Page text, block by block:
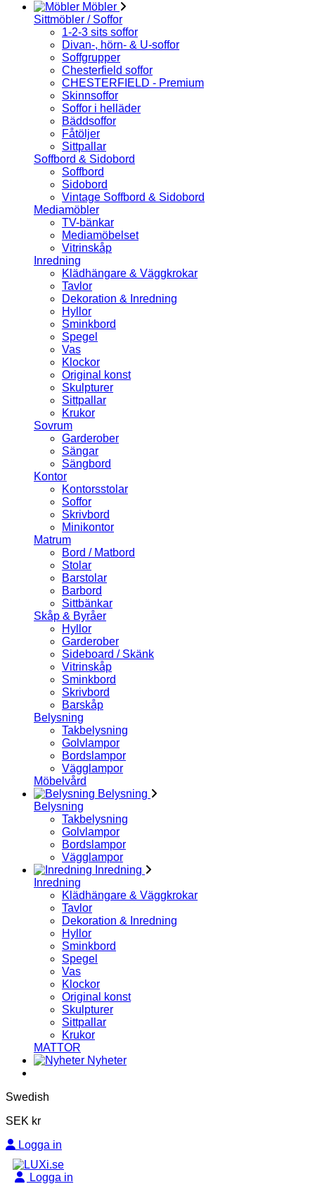
Möbler
Sittmöbler / Soffor
1-2-3 sits soffor
Divan-, hörn- & U-soffor
Soffgrupper
Chesterfield soffor
CHESTERFIELD - Premium
Skinnsoffor
Soffor i helläder
Bäddsoffor
Fåtöljer
Sittpallar
Soffbord & Sidobord
Soffbord
Sidobord
Vintage Soffbord & Sidobord
Mediamöbler
TV-bänkar
Mediamöbelset
Vitrinskåp
Inredning
Klädhängare & Väggkrokar
Tavlor
Dekoration & Inredning
Hyllor
Sminkbord
Spegel
Vas
Klockor
Original konst
Skulpturer
Sittpallar
Krukor
Sovrum
Garderober
Sängar
Sängbord
Kontor
Kontorsstolar
Soffor
Skrivbord
Minikontor
Matrum
Bord / Matbord
Stolar
Barstolar
Barbord
Sittbänkar
Skåp & Byråer
Hyllor
Garderober
Sideboard / Skänk
Vitrinskåp
Sminkbord
Skrivbord
Barskåp
Belysning
Takbelysning
Golvlampor
Bordslampor
Vägglampor
Möbelvård
Belysning
Belysning
Takbelysning
Golvlampor
Bordslampor
Vägglampor
Inredning
Inredning
Klädhängare & Väggkrokar
Tavlor
Dekoration & Inredning
Hyllor
Sminkbord
Spegel
Vas
Klockor
Original konst
Skulpturer
Sittpallar
Krukor
MATTOR
Nyheter
Swedish
SEK kr
Logga in
Logga in